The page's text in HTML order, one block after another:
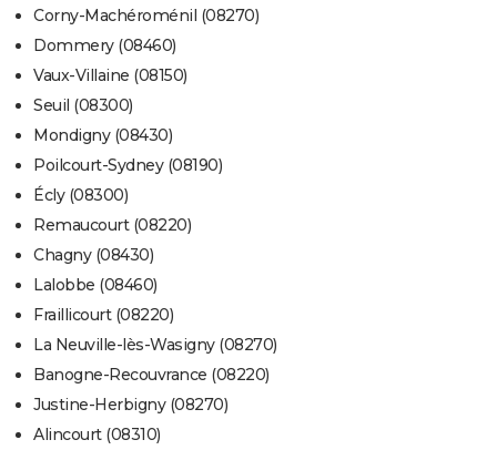
Corny-Machéroménil (08270)
Dommery (08460)
Vaux-Villaine (08150)
Seuil (08300)
Mondigny (08430)
Poilcourt-Sydney (08190)
Écly (08300)
Remaucourt (08220)
Chagny (08430)
Lalobbe (08460)
Fraillicourt (08220)
La Neuville-lès-Wasigny (08270)
Banogne-Recouvrance (08220)
Justine-Herbigny (08270)
Alincourt (08310)